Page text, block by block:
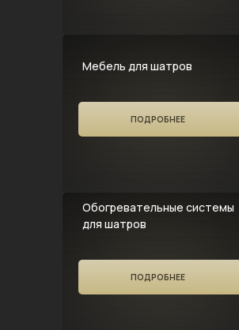
Мебель для шатров
ПОДРОБНЕЕ
Обогревательные системы
для шатров
ПОДРОБНЕЕ